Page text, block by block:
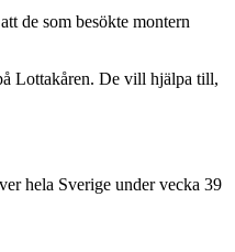
de som besökte montern
Lottakåren. De vill hjälpa till,
hela Sverige under vecka 39